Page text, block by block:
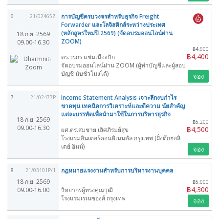
6 21/02465Z
18 ก.ย. 2569
09.00-16.30
การบัญชีครบวงจรสำหรับธุรกิจ Freight
Forwarder และโลจิสติกส์ระหว่างประเทศ
(หลักสูตรใหม่ปี 2569) (จัดอบรมออนไลน์ผ่าน
ZOOM)
฿4,900
฿4,400
ดร.วรกร แช่มเมืองปัก
จัดอบรมออนไลน์ผ่าน ZOOM (ผู้ทำบัญชีและผู้สอบ
บัญชี นับชั่วโมงได้)
จอง
7 21/02477P
18 ก.ย. 2569
09.00-16.30
Income Statement Analysis เจาะลึกงบกำไร
ขาดทุน เทคนิคการวิเคราะห์และตีความ นัยสำคัญ
แต่ละบรรทัดเพื่อนำมาใช้ในการบริหารธุรกิจ
฿5,200
฿4,500
ผศ.ดร.สมชาย เลิศภิรมย์สุข
โรงแรมอินเตอร์คอนติเนนตัล กรุงเทพ (ฝั่งตึกฮอลิ
เดย์ อินน์)
จอง
8 21/03101P/1
18 ก.ย. 2569
09.00-16.00
กฎหมายแรงงานสำหรับการบริหารงานบุคคล
฿5,000
฿4,300
วิทยากรผู้ทรงคุณวุฒิ
โรงแรมเรเนซองส์ กรุงเทพ
จอง